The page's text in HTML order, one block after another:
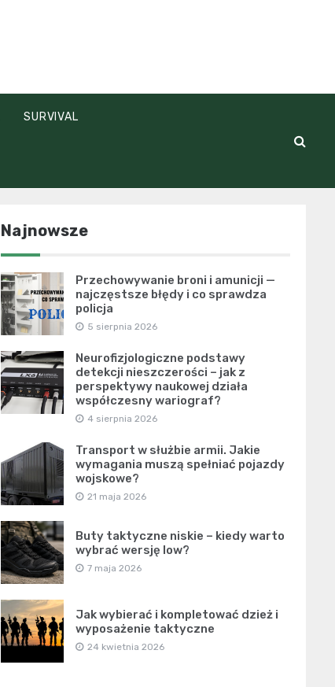
SURVIVAL
Najnowsze
Przechowywanie broni i amunicji —
najczęstsze błędy i co sprawdza
policja
5 sierpnia 2026
Neurofizjologiczne podstawy
detekcji nieszczerości – jak z
perspektywy naukowej działa
współczesny wariograf?
4 sierpnia 2026
Transport w służbie armii. Jakie
wymagania muszą spełniać pojazdy
wojskowe?
21 maja 2026
Buty taktyczne niskie – kiedy warto
wybrać wersję low?
7 maja 2026
Jak wybierać i kompletować dzież i
wyposażenie taktyczne
24 kwietnia 2026